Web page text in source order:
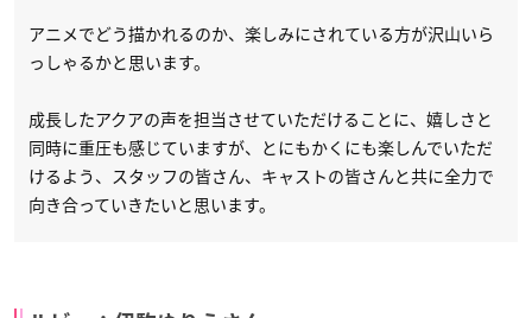
アニメでどう描かれるのか、楽しみにされている方が沢山いら
っしゃるかと思います。
成長したアクアの声を担当させていただけることに、嬉しさと
同時に重圧も感じていますが、とにもかくにも楽しんでいただ
けるよう、スタッフの皆さん、キャストの皆さんと共に全力で
向き合っていきたいと思います。